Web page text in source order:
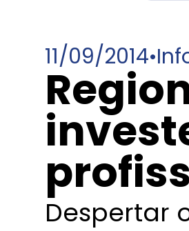
11/09/2014•
Despertar